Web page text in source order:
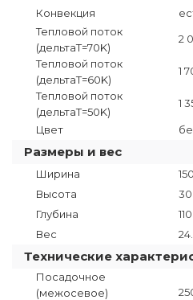
Конвекция
Тепловой поток
(дельтаT=70K)
2
Тепловой поток
(дельтаТ=60K)
1
Тепловой поток
(дельтаТ=50K)
1
Цвет
Размеры и вес
Ширина
Высота
Глубина
Вес
Технические
Посадочное
(межосевое)